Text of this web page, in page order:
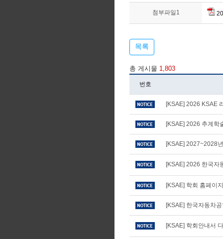
첨부파일1
목록
총 게시물 1,803
번호
[KSAE] 2026 KSAE
[KSAE] 2026 추계학
[KSAE] 2027~2028
[KSAE] 2026 한국자
[KSAE] 학회 홈페이
[KSAE] 한국자동차
[KSAE] 학회안내서